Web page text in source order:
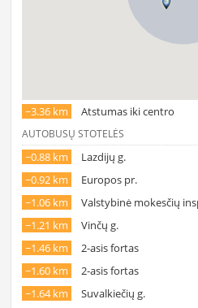
~3.36 km Atstumas iki centro
AUTOBUSŲ STOTELĖS
~0.88 km
Lazdijų g.
~0.92 km
Europos pr.
~1.06 km
Valstybinė mokesčių
~1.21 km
Vinčų g.
~1.46 km
2-asis fortas
~1.60 km
2-asis fortas
~1.64 km
Suvalkiečių g.